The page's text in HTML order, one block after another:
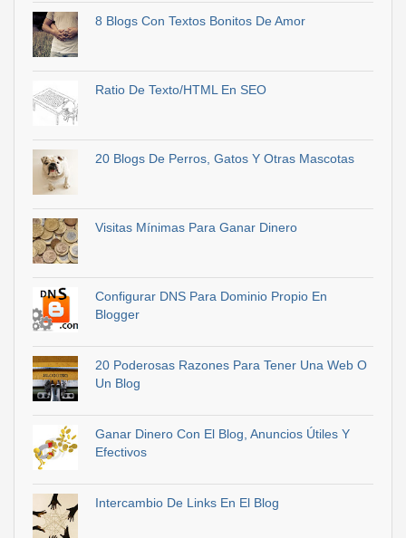
8 Blogs Con Textos Bonitos De Amor
Ratio De Texto/HTML En SEO
20 Blogs De Perros, Gatos Y Otras Mascotas
Visitas Mínimas Para Ganar Dinero
Configurar DNS Para Dominio Propio En
Blogger
20 Poderosas Razones Para Tener Una Web O
Un Blog
Ganar Dinero Con El Blog, Anuncios Útiles Y
Efectivos
Intercambio De Links En El Blog